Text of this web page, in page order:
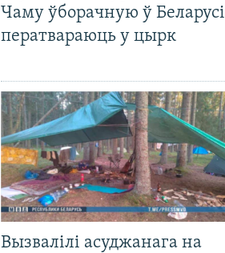
Чаму ўборачную ў Беларусі
ператвараюць у цырк
Вызвалілі асуджанага на